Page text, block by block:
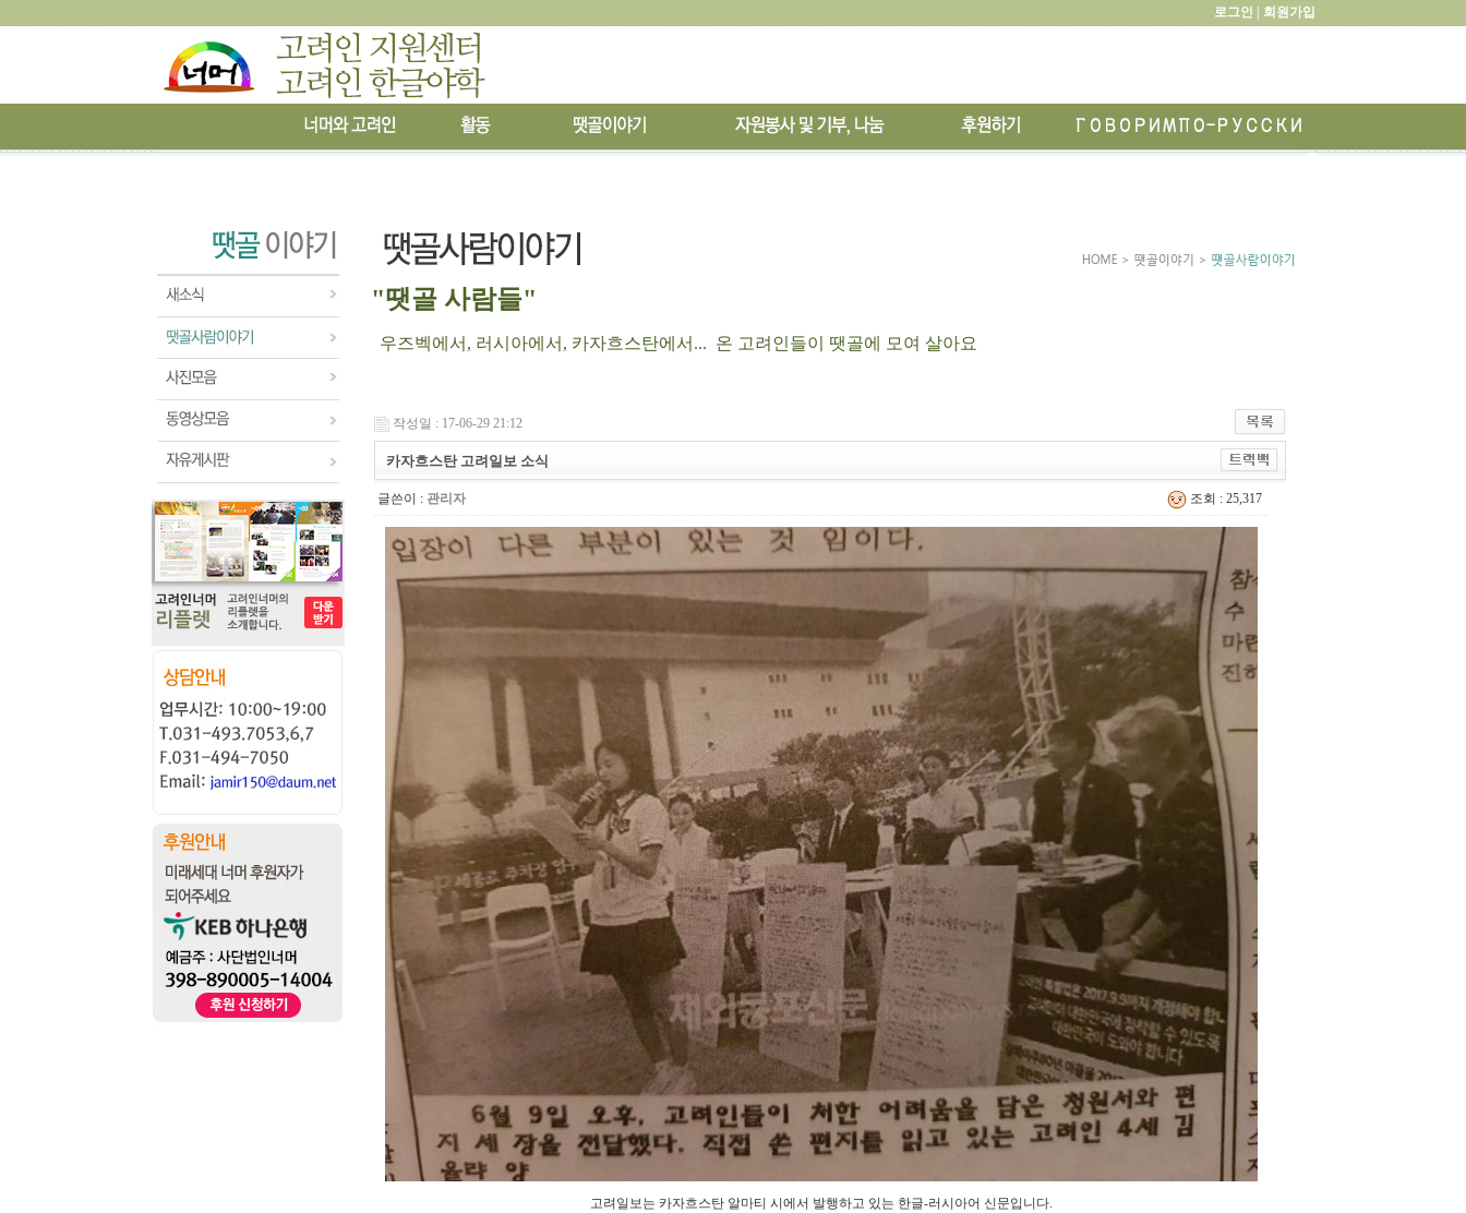
로그인 | 회원가입
"땟골 사람들"
우즈벡에서, 러시아에서, 카자흐스탄에서... 온 고려인들이 땟골에 모여 살아요
작성일 : 17-06-29 21:12
카자흐스탄 고려일보 소식
글쓴이 : 관리자 조회 : 25,317
고려일보는 카자흐스탄 알마티 시에서 발행하고 있는 한글-러시아어 신문입니다.